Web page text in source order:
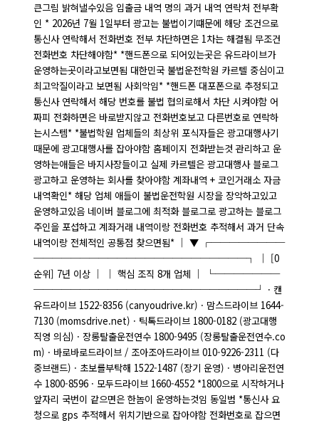
큰그림 밝혀낼수있음 입출금 내역 명의 과거 내역 연락처 전부확
인 * 2026년 7월 1일부터 광고는 불법이기떄문에 해당 조건으로
통신사 연락해서 전화번호 전부 차단하면은 1차는 해결됨 무조건
전화번호 차단해야함* *핸드폰으로 되어있는곳은 유드라이브가
운영하는곳이라고보면됨 대한민국 불법운전학원 카르텔 중심이고
최고악질이라고 보면됨 사회악임* *핸드폰 대포폰으로 추정되고
통신사 연락해서 해당 번호를 불법 협의로해서 차단 시켜야함 어
짜피 전화하면은 바로받지않고 전화번호보고 다른번호로 연락하
는시스템* *불법학원 업체들의 최상위 포식자들은 광고대행사기
때문에 광고대행사를 잡아야함 홈페이지 전화받는것 관리하고 운
영하는애들은 바지사장들이고 실제 카르텔은 광고대행사 블로그
광고하고 운영하는 회사를 찾아야함 계좌내역 + 코인거래소 자금
내역확인* 해당 업체 애들이 불법운전학원 시장을 장악하고있고
운영하고있음 네이버 블로그에 최적화 블로그로 광고하는 블로그
주인을 포섭하고 계좌거래 내역이랑 전화번호 추적해서 과거 단속
내역이랑 전체적인 공통점 찾으면됨* │ ▼ ┌────────
───────────────────────┐ │ [0
순위] 7년 이상 │ │ 핵심 조직 8개 업체 │ └───────
────────────────────────┘ · 캔
유드라이브 1522-8356 (canyoudrive.kr) · 맘스드라이브 1644-
7130 (momsdrive.net) · 틱톡드라이브 1800-0182 (광고대행
직영 의심) · 장롱탈출운전연수 1800-9495 (장롱탈출운전연수.co
m) · 바로바로드라이브 / 조아조아드라이브 010-9226-2311 (다
중브랜드) · 초보를부탁해 1522-1487 (장기 운영) · 병아리운전연
수 1800-8596 · 모두드라이브 1660-4552 *1800으로 시작하거나
앞자리 국번이 같으면은 한놈이 운영하는것임 동일범 *통신사 요
청으로 gps 추적해서 위치기반으로 잡아야함 전화번호로 잡으면